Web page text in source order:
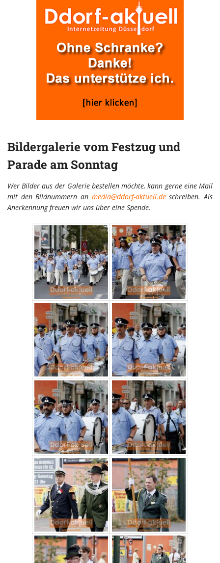
Bildergalerie vom Festzug und
Parade am Sonntag
Wer Bilder aus der Galerie bestellen möchte, kann gerne eine Mail
mit den Bildnummern an media@ddorf-aktuell.deschreiben. Als
Anerkennung freuen wir uns über eine Spende.